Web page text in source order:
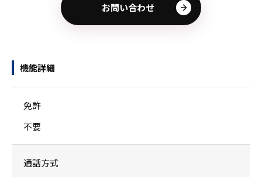
お問い合わせ
機能詳細
免許
不要
通話方式